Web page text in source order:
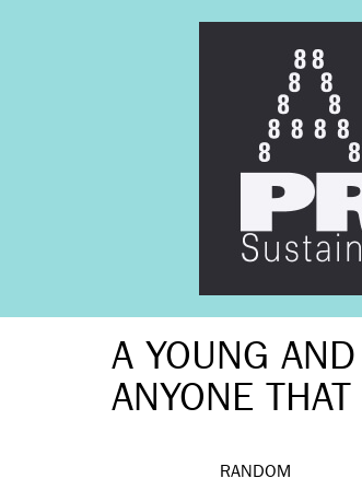
A YOUNG AND
ANYONE THAT
RANDOM